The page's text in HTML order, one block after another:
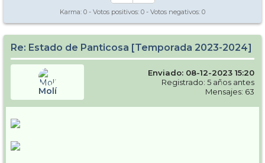
Karma: 0 - Votos positivos: 0 - Votos negativos: 0
Re: Estado de Panticosa [Temporada 2023-2024]
Molí
Enviado: 08-12-2023 15:20
Registrado: 5 años antes
Mensajes: 63